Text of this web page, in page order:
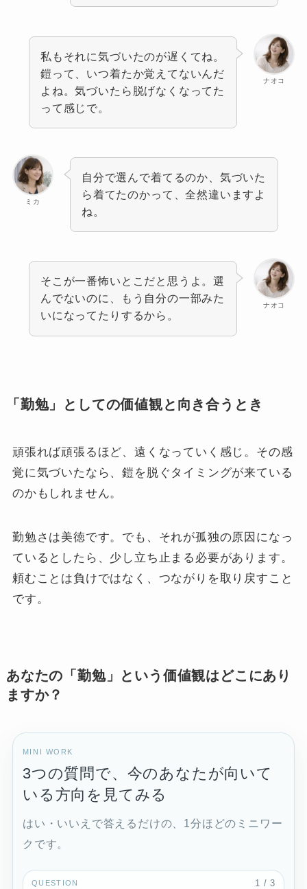
ナオコ
私もそれに気づいたのが遅くてね。
鎧って、いつ着たか覚えてないんだ
よね。気づいたら脱げなくなってた
って感じで。
ミカ
自分で選んで着てるのか、気づいた
ら着てたのかって、全然違いますよ
ね。
ナオコ
そこが一番怖いとこだと思うよ。選
んでないのに、もう自分の一部みた
いになってたりするから。
「勤勉」としての価値観と向き合うとき
頑張れば頑張るほど、遠くなっていく感じ。その感
覚に気づいたなら、鎧を脱ぐタイミングが来ている
のかもしれません。
勤勉さは美徳です。でも、それが孤独の原因になっ
ているとしたら、少し立ち止まる必要があります。
頼むことは負けではなく、つながりを取り戻すこと
です。
あなたの「勤勉」という価値観はどこにあり
ますか？
MINI WORK
3つの質問で、今のあなたが向いて
いる方向を見てみる
はい・いいえで答えるだけの、1分ほどのミニワー
クです。
QUESTION 1 / 3